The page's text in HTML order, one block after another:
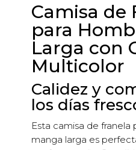
Camisa de
para
Larga con
Multicolor
Calidez y
los días
Esta camisa de franela
manga larga es